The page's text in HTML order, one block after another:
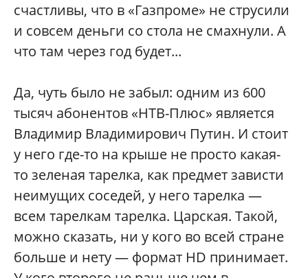
счастливы, что в «Газпроме» не струсили
и совсем деньги со стола не смахнули. А
что там через год будет...
Да, чуть было не забыл: одним из 600
тысяч абонентов «НТВ-Плюс» является
Владимир Владимирович Путин. И стоит
у него где-то на крыше не просто какая-
то зеленая тарелка, как предмет зависти
неимущих соседей, у него тарелка —
всем тарелкам тарелка. Царская. Такой,
можно сказать, ни у кого во всей стране
больше и нету — формат НD принимает.